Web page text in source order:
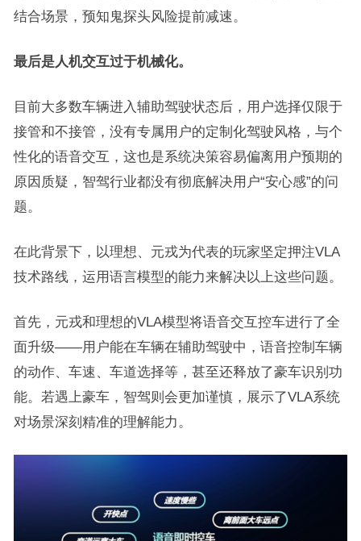
结合场景，预知鬼探头风险提前减速。
最后是人机交互过于机械化。
目前大多数车辆进入辅助驾驶状态后，用户选择仅限于
接管和不接管，没有专属用户的定制化驾驶风格，与个
性化的语音交互，这也是系统决策容易偏离用户预期的
原因质疑，智驾行业都没有彻底解决用户“安心感”的问
题。
在此背景下，以理想、元戎为代表的玩家坚定押注VLA
技术路线，运用语言模型的能力来解决以上这些问题。
首先，元戎和理想的VLA模型将语音交互控车进行了全
面升级——用户能在车辆在辅助驾驶中，语音控制车辆
的动作、车速、车道选择等，甚至还释放了豪车识别功
能。若遇上豪车，智驾则会更加谨慎，展示了VLA系统
对场景深刻精准的理解能力。